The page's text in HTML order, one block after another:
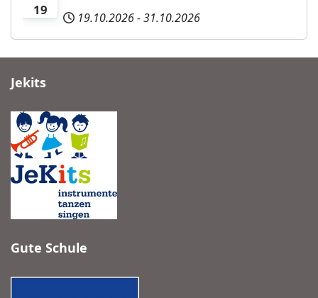
19
19.10.2026-31.10.2026
Jekits
Gute Schule